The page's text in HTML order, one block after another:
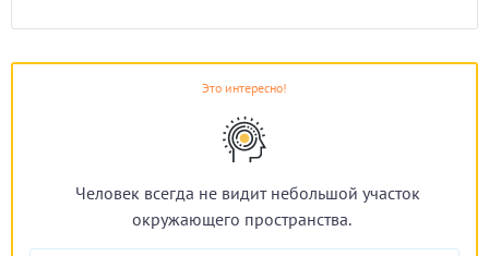
Это интересно!
Человек всегда не видит небольшой участок
окружающего пространства.